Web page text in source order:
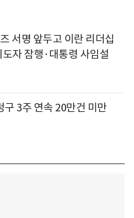
서명 앞두고 이란 리더십
자 잠행·대통령 사임설
구 3주 연속 20만건 미만